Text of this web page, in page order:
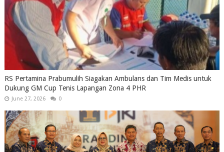
RS Pertamina Prabumulih Siagakan Ambulans dan Tim Medis untuk
Dukung GM Cup Tenis Lapangan Zona 4 PHR
June 27, 2026 0